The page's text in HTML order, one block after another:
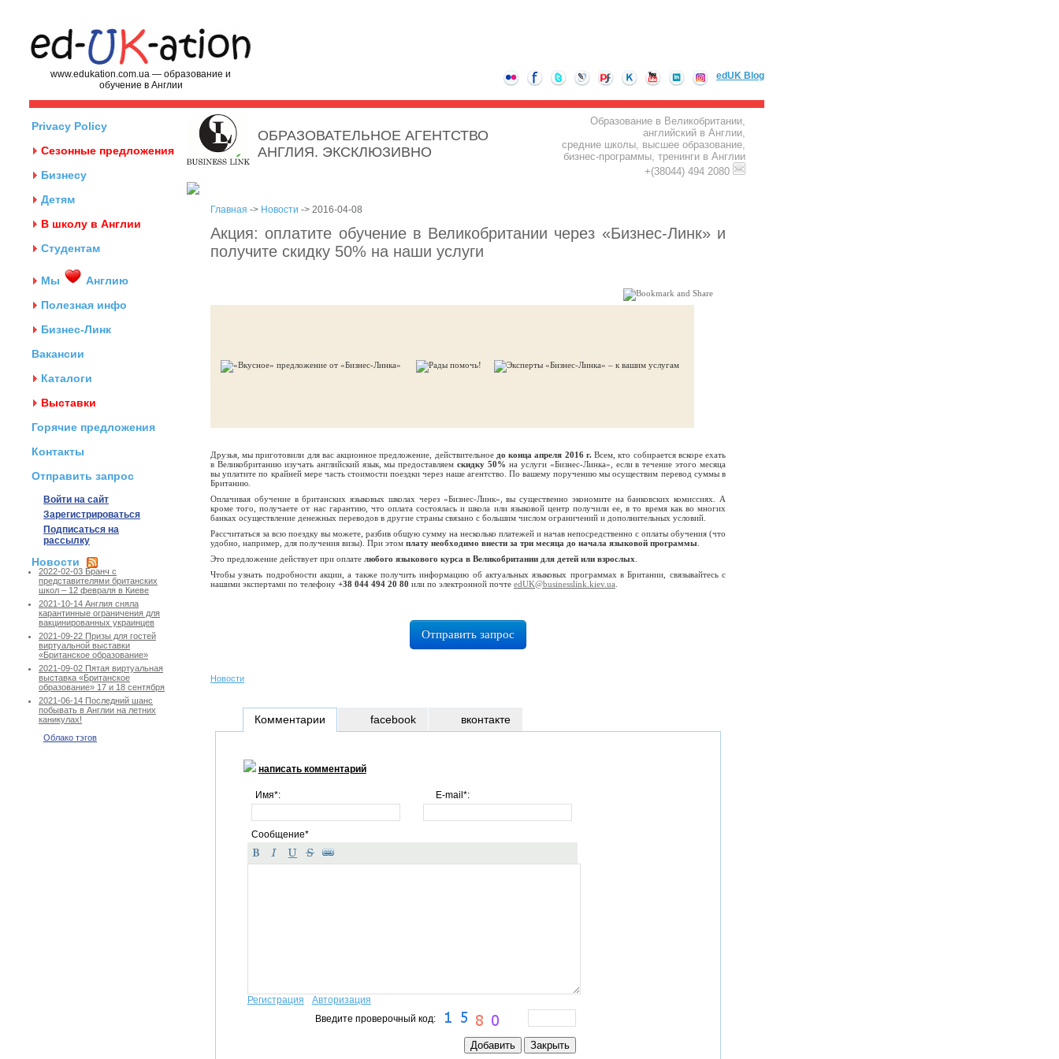
www.edukation.com.ua — образование и
обучение в Англии
edUK Blog
Privacy Policy
Сезонные предложения
Бизнесу
Детям
В школу в Англии
Студентам
Мы
Англию
Полезная инфо
Бизнес-Линк
Вакансии
Каталоги
Выставки
Горячие предложения
Контакты
Отправить запрос
Войти на сайт
Зарегистрироваться
Подписаться на
рассылку
Новости
2022-02-03 Бранч с
представителями британских
школ – 12 февраля в Киеве
2021-10-14 Англия сняла
карантинные ограничения для
вакцинированных украинцев
2021-09-22 Призы для гостей
виртуальной выставки
«Британское образование»
2021-09-02 Пятая виртуальная
выставка «Британское
образование» 17 и 18 сентября
2021-06-14 Последний шанс
побывать в Англии на летних
каникулах!
Облако тэгов
ОБРАЗОВАТЕЛЬНОЕ АГЕНТСТВО
АНГЛИЯ. ЭКСКЛЮЗИВНО
Образование в Великобритании,
английский в Англии,
средние школы, высшее образование,
бизнес-программы, тренинги в Англии
+(38044) 494 2080
Главная -> Новости -> 2016-04-08
Акция: оплатите обучение в Великобритании через «Бизнес-Линк» и
получите скидку 50% на наши услуги
Друзья, мы приготовили для вас акционное предложение, действительное до конца апреля 2016 г.Всем, кто собирается вскоре ехать
в Великобританию изучать английский язык, мы предоставляемскидку 50% на услуги «Бизнес-Линка», если в течение этого месяца
вы уплатите по крайней мере часть стоимости поездки через наше агентство. По вашему поручению мы осуществим перевод суммы в
Британию.
Оплачивая обучение в британских языковых школах через «Бизнес-Линк», вы существенно экономите на банковских комиссиях. А
кроме того, получаете от нас гарантию, что оплата состоялась и школа или языковой центр получили ее, в то время как во многих
банках осуществление денежных переводов в другие страны связано с большим числом ограничений и дополнительных условий.
Рассчитаться за всю поездку вы можете, разбив общую сумму на несколько платежей и начав непосредственно с оплаты обучения (что
удобно, например, для получения визы). При этом плату необходимо внести за три месяца до начала языковой программы
Это предложение действует при оплате любого языкового курса в Великобритании для детей или взрослых
Чтобы узнать подробности акции, а также получить информацию об актуальных языковых программах в Британии, связывайтесь с
нашими экспертами по телефону +38 044 494 20 80 или по электронной почте edUK@businesslink.kiev.ua
Отправить запрос
Новости
Комментарии
написать комментарий
Имя*: E-mail*:
Сообщение*
Регистрация
Авторизация
Введите проверочный код:
facebook вконтакте